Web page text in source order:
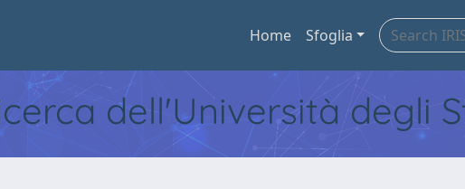
Home Sfoglia
dell'Università degli